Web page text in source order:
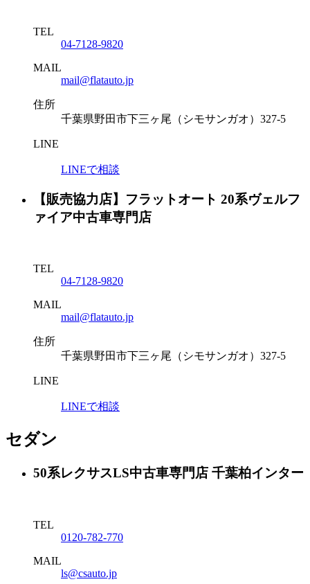
TEL
04-7128-9820
MAIL
mail@flatauto.jp
住所
千葉県野田市下三ヶ尾（シモサンガオ）327-5
LINE
LINEで相談
【販売協力店】フラットオート 20系ヴェルフ
ァイア中古車専門店
TEL
04-7128-9820
MAIL
mail@flatauto.jp
住所
千葉県野田市下三ヶ尾（シモサンガオ）327-5
LINE
LINEで相談
セダン
50系レクサスLS中古車専門店 千葉柏インター
TEL
0120-782-770
MAIL
ls@csauto.jp